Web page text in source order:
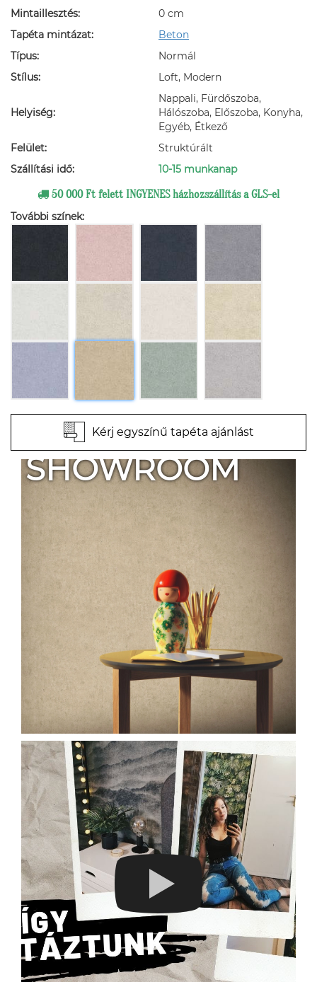
Mintaillesztés:
0 cm
Tapéta mintázat:
Beton
Típus:
Normál
Stílus:
Loft, Modern
Helyiség:
Nappali, Fürdőszoba,
Hálószoba, Előszoba, Konyha,
Egyéb, Étkező
Felület:
Struktúrált
Szállítási idő:
10-15 munkanap
50 000 Ft felett INGYENES házhozszállítás a GLS-el
További színek:
Kérj egyszínű tapéta ajánlást
SHOWROOM